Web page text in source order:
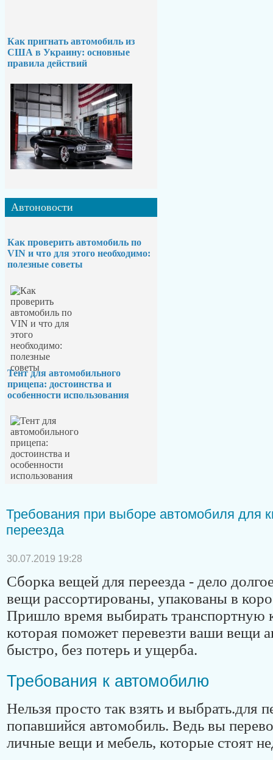
Как пригнать автомобиль из
США в Украину: основные
правила действий
Автоновости
Как проверить автомобиль по
VIN и что для этого необходимо:
полезные советы
Тент для автомобильного
прицепа: достоинства и
особенности использования
Требования при выборе автомобиля для
переезда
30.07.2019 19:28
Сборка вещей для переезда - дело
вещи рассортированы, упакованы в
Пришло время выбирать транспортную
которая поможет перевезти ваши вещи
быстро, без потерь и ущерба.
Требования к автомобилю
Нельзя просто так взять и выбрать.для
попавшийся автомобиль. Ведь вы
личные вещи и мебель, которые стоят